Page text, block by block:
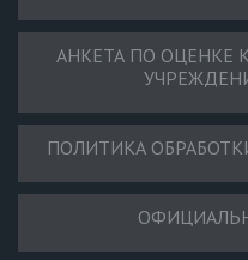
АНКЕТА ПО ОЦЕНКЕ
ПОЛИТИКА